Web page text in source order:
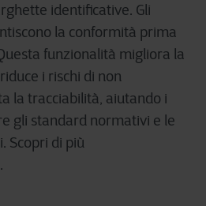
identificative. Gli
la conformità prima
funzionalità migliora la
i rischi di non
la tracciabilità, aiutando i
gli standard normativi e le
Scopri di più
.